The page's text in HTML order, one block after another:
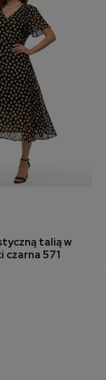
koszykatalią w
czarna 571